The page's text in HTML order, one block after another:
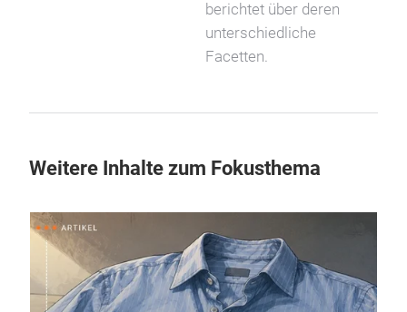
berichtet über deren
unterschiedliche
Facetten.
Weitere Inhalte zum Fokusthema